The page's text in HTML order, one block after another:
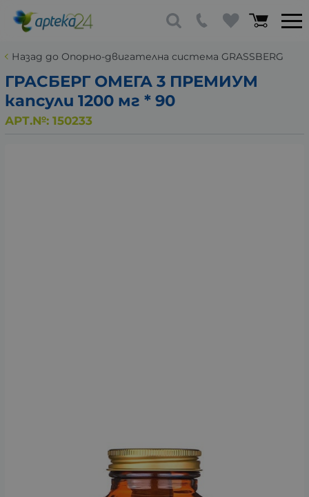
Назад до Опорно-двигателна система GRASSBERG
ГРАСБЕРГ ОМЕГА 3 ПРЕМИУМ
капсули 1200 мг * 90
АРТ.№: 150233